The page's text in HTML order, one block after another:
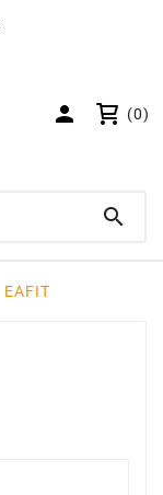
 (0)

EAFIT